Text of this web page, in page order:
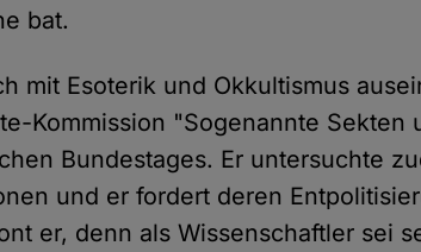
bat.
mit Esoterik und Okkultismus
Kommission "Sogenannte Sekten
Bundestages. Er untersuchte
und er fordert deren
er, denn als Wissenschaftler sei